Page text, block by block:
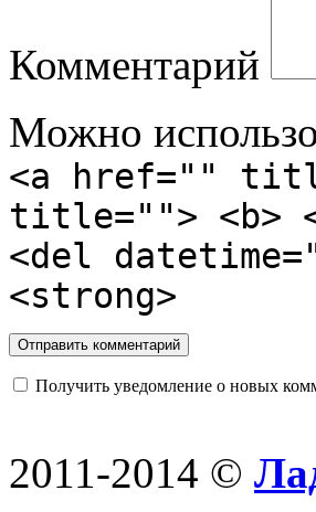
Комментарий
Можно
<a href=""
title=""> <b>
<del
<strong>
Получить уведомление о новых
2011-2014 ©